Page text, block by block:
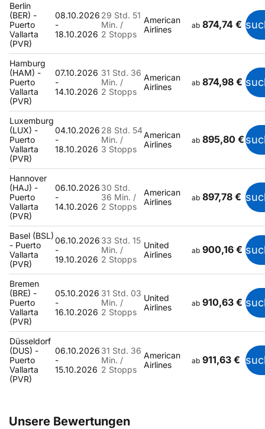
Berlin
(BER) -
Puerto
Vallarta
(PVR)
08.10.2026
-
18.10.2026
29 Std. 51
Min. /
2 Stopps
American
Airlines
ab 874,74 €
Hamburg
(HAM) -
Puerto
Vallarta
(PVR)
07.10.2026
-
14.10.2026
31 Std. 36
Min. /
2 Stopps
American
Airlines
ab 874,98 €
Luxemburg
(LUX) -
Puerto
Vallarta
(PVR)
04.10.2026
-
18.10.2026
28 Std. 54
Min. /
3 Stopps
American
Airlines
ab 895,80 €
Hannover
(HAJ) -
Puerto
Vallarta
(PVR)
06.10.2026
-
14.10.2026
30 Std.
36 Min. /
2 Stopps
American
Airlines
ab 897,78 €
Basel (BSL)
- Puerto
Vallarta
(PVR)
06.10.2026
-
19.10.2026
33 Std. 15
Min. /
2 Stopps
United
Airlines
ab 900,16 €
Bremen
(BRE) -
Puerto
Vallarta
(PVR)
05.10.2026
-
16.10.2026
31 Std. 03
Min. /
2 Stopps
United
Airlines
ab 910,63 €
Düsseldorf
(DUS) -
Puerto
Vallarta
(PVR)
06.10.2026
-
15.10.2026
31 Std. 36
Min. /
2 Stopps
American
Airlines
ab 911,63 €
Unsere Bewertungen